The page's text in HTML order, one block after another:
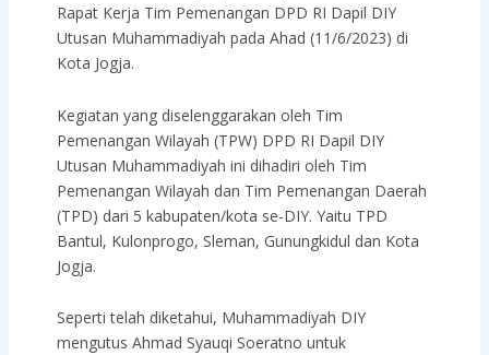
Rapat Kerja Tim Pemenangan DPD RI Dapil DIY
Utusan Muhammadiyah pada Ahad (11/6/2023) di
Kota Jogja.
Kegiatan yang diselenggarakan oleh Tim
Pemenangan Wilayah (TPW) DPD RI Dapil DIY
Utusan Muhammadiyah ini dihadiri oleh Tim
Pemenangan Wilayah dan Tim Pemenangan Daerah
(TPD) dari 5 kabupaten/kota se-DIY. Yaitu TPD
Bantul, Kulonprogo, Sleman, Gunungkidul dan Kota
Jogja.
Seperti telah diketahui, Muhammadiyah DIY
mengutus Ahmad Syauqi Soeratno untuk